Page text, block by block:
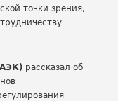
точки зрения,
рассказал об